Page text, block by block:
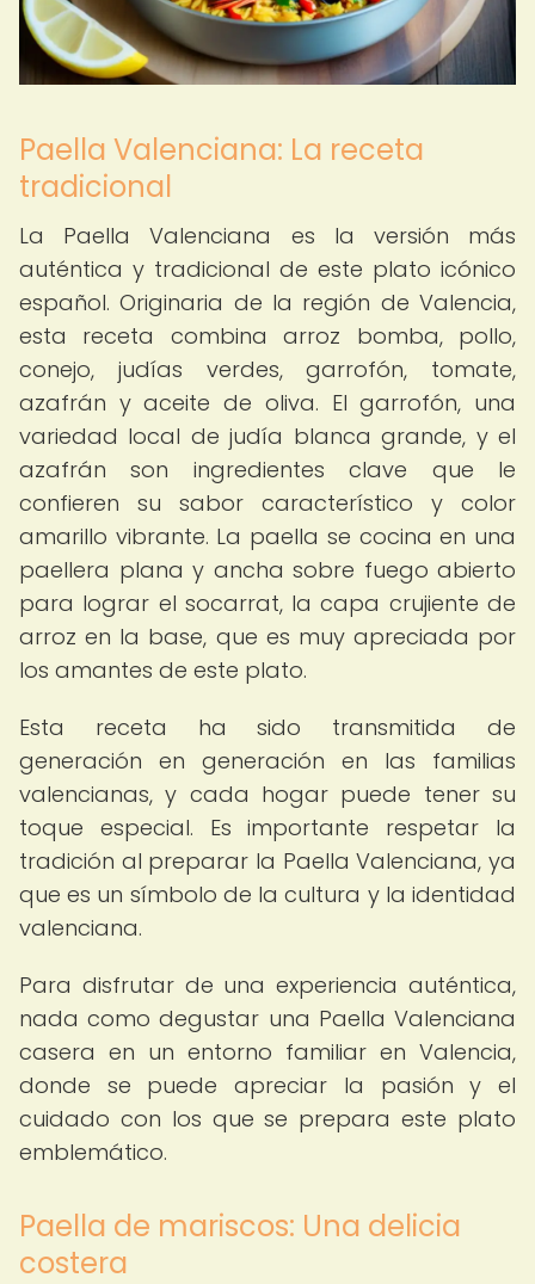
Paella Valenciana: La receta
tradicional
La Paella Valenciana es la versión más
auténtica y tradicional de este plato icónico
español. Originaria de la región de Valencia,
esta receta combina arroz bomba, pollo,
conejo, judías verdes, garrofón, tomate,
azafrán y aceite de oliva. El garrofón, una
variedad local de judía blanca grande, y el
azafrán son ingredientes clave que le
confieren su sabor característico y color
amarillo vibrante. La paella se cocina en una
paellera plana y ancha sobre fuego abierto
para lograr el socarrat, la capa crujiente de
arroz en la base, que es muy apreciada por
los amantes de este plato.
Esta receta ha sido transmitida de
generación en generación en las familias
valencianas, y cada hogar puede tener su
toque especial. Es importante respetar la
tradición al preparar la Paella Valenciana, ya
que es un símbolo de la cultura y la identidad
valenciana.
Para disfrutar de una experiencia auténtica,
nada como degustar una Paella Valenciana
casera en un entorno familiar en Valencia,
donde se puede apreciar la pasión y el
cuidado con los que se prepara este plato
emblemático.
Paella de mariscos: Una delicia
costera